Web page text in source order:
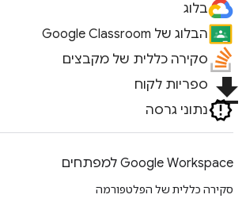
בלוג
הבלוג של Google Classroom
סקירה כללית של מקבצים
file_download ספריות לקוח
נתוני גרסה
Google Workspace למפתחים
סקירה כללית של הפלטפורמה